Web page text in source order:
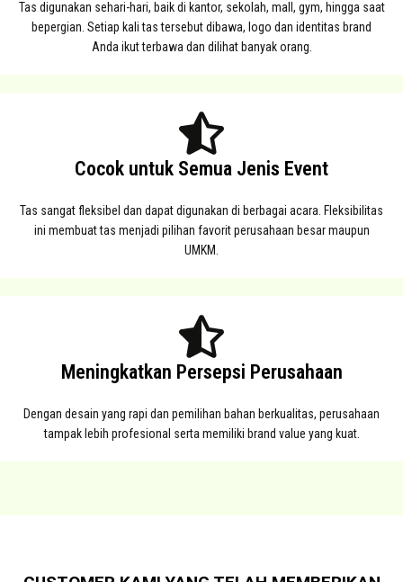
Tas digunakan sehari-hari, baik di kantor, sekolah, mall, gym, hingga saat
bepergian. Setiap kali tas tersebut dibawa, logo dan identitas brand
Anda ikut terbawa dan dilihat banyak orang.
Cocok untuk Semua Jenis Event
Tas sangat fleksibel dan dapat digunakan di berbagai acara. Fleksibilitas
ini membuat tas menjadi pilihan favorit perusahaan besar maupun
UMKM.
Meningkatkan Persepsi Perusahaan
Dengan desain yang rapi dan pemilihan bahan berkualitas, perusahaan
tampak lebih profesional serta memiliki brand value yang kuat.